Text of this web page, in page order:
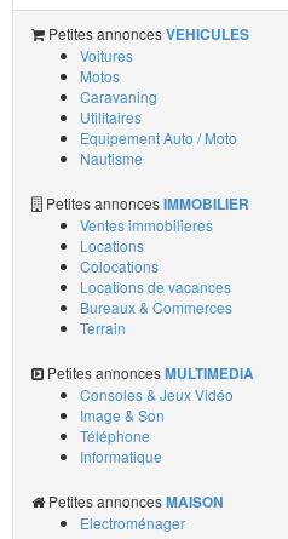
Petites annoncesVEHICULES
Voitures
Motos
Caravaning
Utilitaires
Equipement Auto / Moto
Nautisme
Petites annoncesIMMOBILIER
Ventes immobilieres
Locations
Colocations
Locations de vacances
Bureaux & Commerces
Terrain
Petites annoncesMULTIMEDIA
Consoles & Jeux Vidéo
Image & Son
Téléphone
Informatique
Petites annoncesMAISON
Electroménager